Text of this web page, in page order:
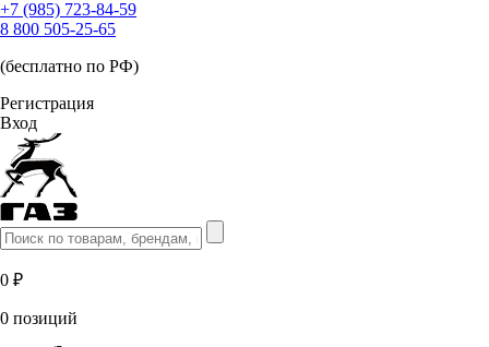
+7 (985) 723-84-59
8 800 505-25-65
(бесплатно по РФ)
Регистрация
Вход
0 ₽
0 позиций